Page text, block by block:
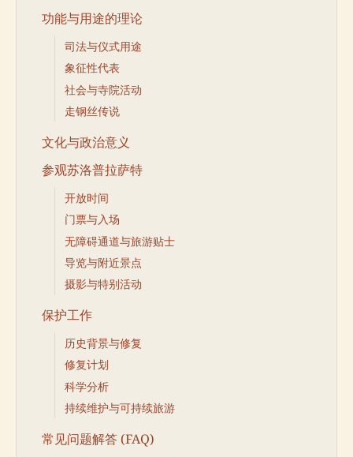
功能与用途的理论
司法与仪式用途
象征性代表
社会与寺院活动
走钢丝传说
文化与政治意义
参观苏洛普拉萨特
开放时间
门票与入场
无障碍通道与旅游贴士
导览与附近景点
摄影与特别活动
保护工作
历史背景与修复
修复计划
科学分析
持续维护与可持续旅游
常见问题解答 (FAQ)